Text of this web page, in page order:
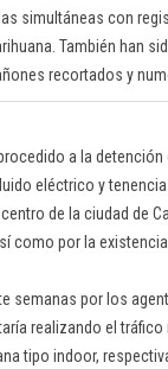
simultáneas con
También han
recortados y
a la
eléctrico y
de la ciudad de
como por la
semanas por los
realizando el
tipo indoor,